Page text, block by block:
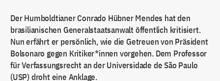
Der Humboldtianer Conrado Hübner Mendes hat den
brasilianischen Generalstaatsanwalt öffentlich kritisiert.
Nun erfährt er persönlich, wie die Getreuen von Präsident
Bolsonaro gegen Kritiker*innen vorgehen. Dem Professor
für Verfassungsrecht an der Universidade de São Paulo
(USP) droht eine Anklage.